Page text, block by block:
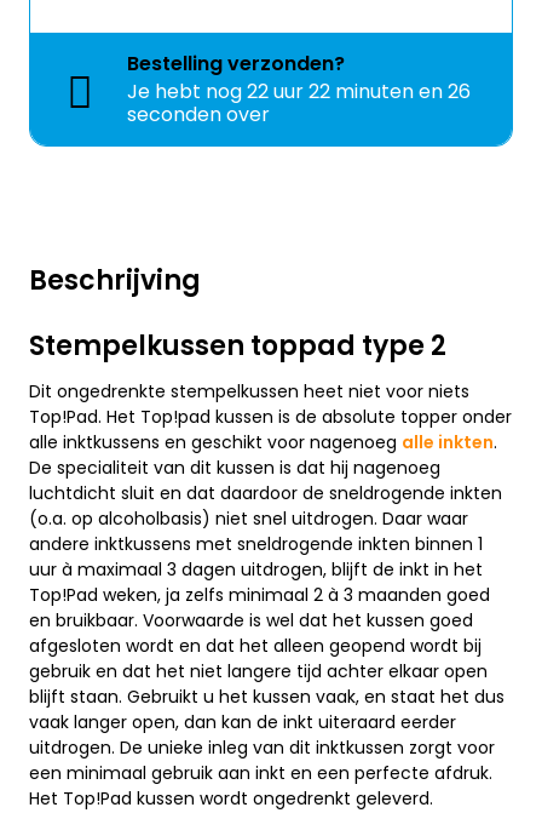
Beschrijving
Stempelkussen toppad type 2
Dit ongedrenkte stempelkussen heet niet voor niets
Top!Pad. Het Top!pad kussen is de absolute topper onder
alle inktkussens en geschikt voor nagenoeg alle inkten.
De specialiteit van dit kussen is dat hij nagenoeg
luchtdicht sluit en dat daardoor de sneldrogende inkten
(o.a. op alcoholbasis) niet snel uitdrogen. Daar waar
andere inktkussens met sneldrogende inkten binnen 1
uur à maximaal 3 dagen uitdrogen, blijft de inkt in het
Top!Pad weken, ja zelfs minimaal 2 à 3 maanden goed
en bruikbaar. Voorwaarde is wel dat het kussen goed
afgesloten wordt en dat het alleen geopend wordt bij
gebruik en dat het niet langere tijd achter elkaar open
blijft staan. Gebruikt u het kussen vaak, en staat het dus
vaak langer open, dan kan de inkt uiteraard eerder
uitdrogen. De unieke inleg van dit inktkussen zorgt voor
een minimaal gebruik aan inkt en een perfecte afdruk.
Het Top!Pad kussen wordt ongedrenkt geleverd.
Bestellingverzonden?
Je hebt nog22 uur 22 minuten en 26
seconden over